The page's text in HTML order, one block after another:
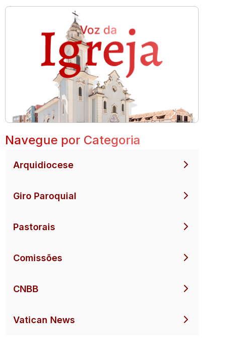
Navegue por Categoria
Arquidiocese
Giro Paroquial
Pastorais
Comissões
CNBB
Vatican News